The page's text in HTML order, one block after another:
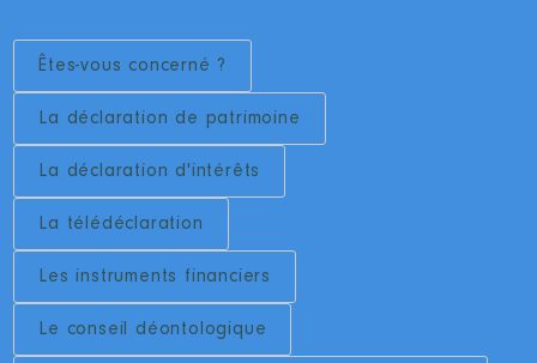
Êtes-vous concerné ?
La déclaration de patrimoine
La déclaration d'intérêts
La télédéclaration
Les instruments financiers
Le conseil déontologique